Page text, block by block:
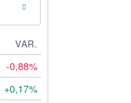
VAR.
-0,88%
+0,17%